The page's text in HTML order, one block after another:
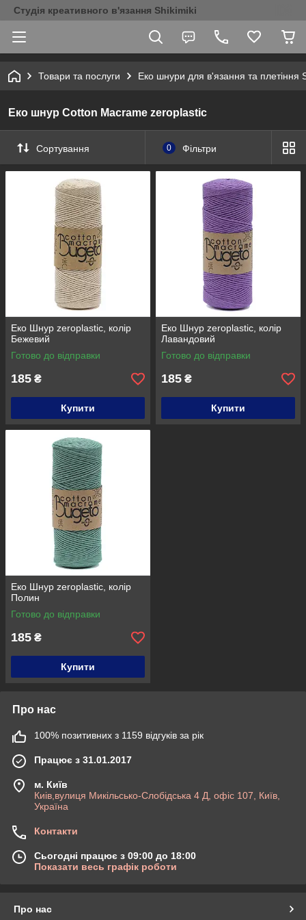
Студія креативного в'язання Shikimiki
Товари та послуги Еко шнури для в'язання та плетіння
Еко шнур Cotton Macrame zeroplastic
Сортування 0 Фільтри
Еко Шнур zeroplastic, колір
Бежевий
Готово до відправки
185 ₴
Купити
Еко Шнур zeroplastic, колір
Лавандовий
Готово до відправки
185 ₴
Купити
Еко Шнур zeroplastic, колір
Полин
Готово до відправки
185 ₴
Купити
Про нас
100% позитивних з 1159 відгуків за рік
Працює з 31.01.2017
м. Київ
Киів,вулиця Микільсько-Слобідська 4 Д, офіс 107, Київ,
Україна
Контакти
Сьогодні працює з 09:00 до 18:00
Показати весь графік роботи
Про нас